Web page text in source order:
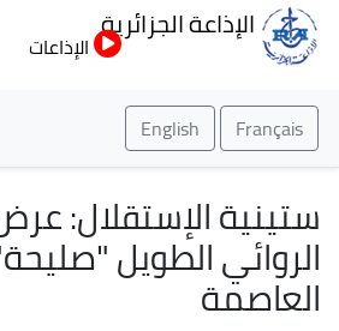
إلى
الإذاعة الجزائرية
الإذاعات
Français
English
ستينية الإستقلال: عرض
الروائي الطويل "صليحة"
العاصمة